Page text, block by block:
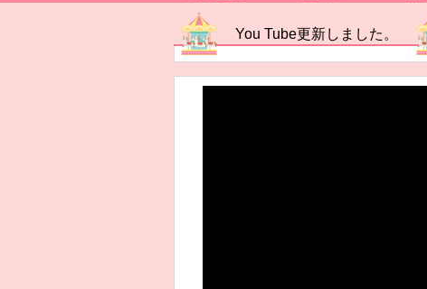
You Tube更新しました。